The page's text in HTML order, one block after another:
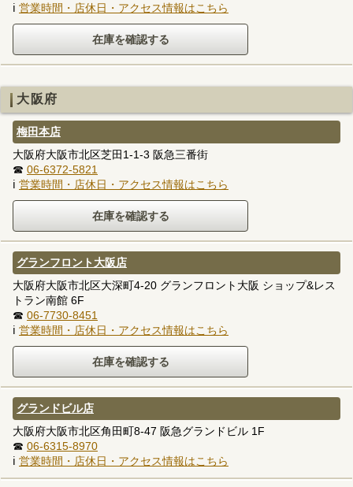
ℹ 営業時間・店休日・アクセス情報はこちら
大阪府
梅田本店
大阪府大阪市北区芝田1-1-3 阪急三番街
☎ 06-6372-5821
ℹ 営業時間・店休日・アクセス情報はこちら
グランフロント大阪店
大阪府大阪市北区大深町4-20 グランフロント大阪 ショップ&レス
トラン南館 6F
☎ 06-7730-8451
ℹ 営業時間・店休日・アクセス情報はこちら
グランドビル店
大阪府大阪市北区角田町8-47 阪急グランドビル 1F
☎ 06-6315-8970
ℹ 営業時間・店休日・アクセス情報はこちら